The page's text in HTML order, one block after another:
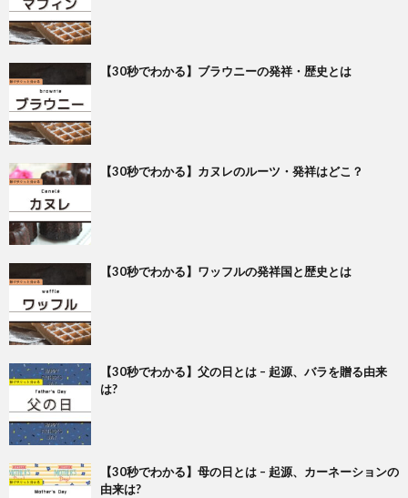
【30秒でわかる】ブラウニーの発祥・歴史とは
【30秒でわかる】カヌレのルーツ・発祥はどこ？
【30秒でわかる】ワッフルの発祥国と歴史とは
【30秒でわかる】父の日とは – 起源、バラを贈る由来
は?
【30秒でわかる】母の日とは – 起源、カーネーションの
由来は?